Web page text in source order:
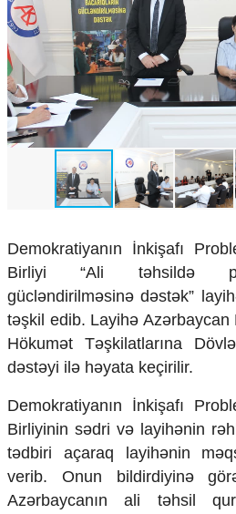
Çarpaz baxış
Təhlil
Geosiyasi
İqtisadi
Sosioloji
Araşdırma
Multimedia
Foto
İnfoqrafika
Podcast
Humanitar
Elm və təhsil
Mədəniyyət
Diaspor
Yüksəliş hekayəsi
Mədəniyyətimizin Zəfəri
Zəfər Diasporu
Səhiyyə
Ailə və uşaq
Turizm
Demokratiyanın İnkişafı
Birliyi “Ali təhsildə
gücləndirilməsinə dəstək”
təşkil edib. Layihə Azərbaycan
Hökumət Təşkilatlarına
dəstəyi ilə həyata keçirilir.
Demokratiyanın İnkişafı
Birliyinin sədri və layihənin
tədbiri açaraq layihənin
verib. Onun bildirdiyinə
Azərbaycanın ali təhsil